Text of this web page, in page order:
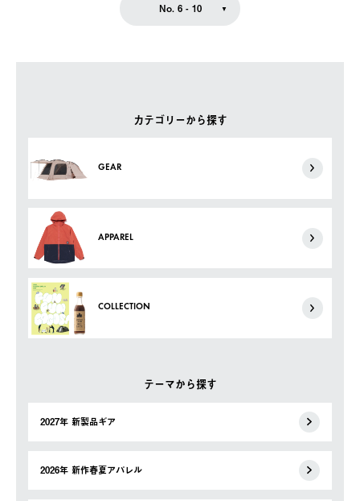
カテゴリーから探す
GEAR
APPAREL
COLLECTION
テーマから探す
2027年 新製品ギア
2026年 新作春夏アパレル
No. 6 - 10